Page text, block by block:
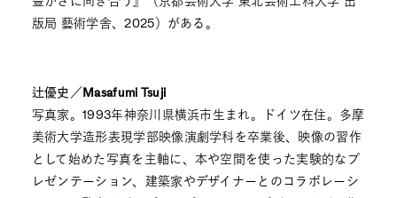
版局 藝術学舎、2025）がある。
辻優史／Masafumi Tsuji
写真家。1993年神奈川県横浜市生まれ。ドイツ在住。多摩
美術大学造形表現学部映像演劇学科を卒業後、映像の習作
として始めた写真を主軸に、本や空間を使った実験的なプ
レゼンテーション、建築家やデザイナーとのコラボレーシ